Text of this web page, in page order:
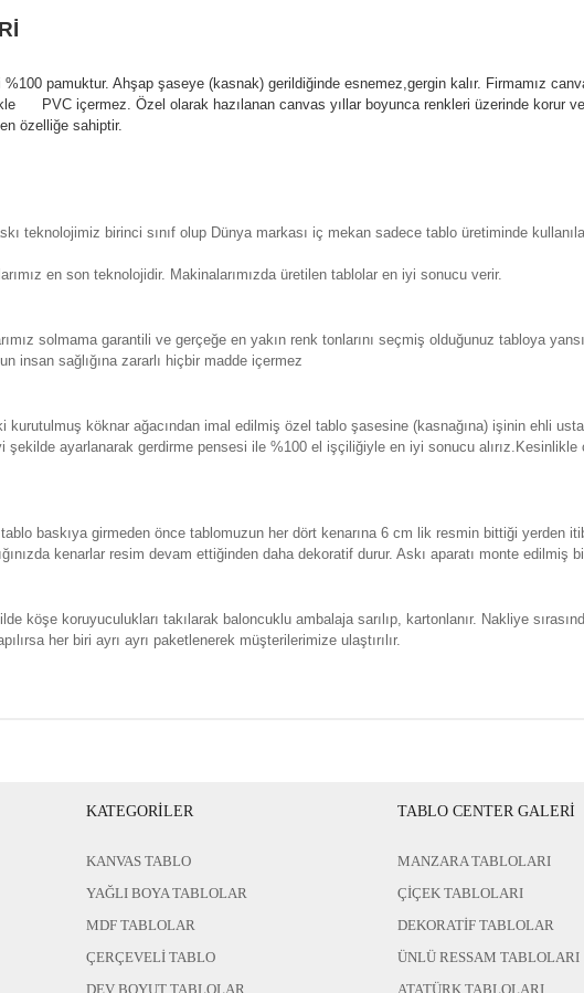
pamuktur. Ahşap şaseye (kasnak) gerildiğinde esnemez,gergin kalır. Firmamız
PVC içermez. Özel olarak hazılanan canvas yıllar boyunca renkleri üzerinde korur
özelliğe sahiptir.
teknolojimiz birinci sınıf olup Dünya markası iç mekan sadece tablo üretiminde
en son teknolojidir. Makinalarımızda üretilen tablolar en iyi sonucu verir.
solmama garantili ve gerçeğe en yakın renk tonlarını seçmiş olduğunuz tabloya
insan sağlığına zararlı hiçbir madde içermez
kurutulmuş köknar ağacından imal edilmiş özel tablo şasesine (kasnağına) işinin ehli
ayarlanarak gerdirme pensesi ile %100 el işçiliğiyle en iyi sonucu
baskıya girmeden önce tablomuzun her dört kenarına 6 cm lik resmin bittiği yerden
kenarlar resim devam ettiğinden daha dekoratif durur. Askı aparatı monte edilmiş
köşe koruyuculukları takılarak baloncuklu ambalaja sarılıp, kartonlanır. Nakliye
her biri ayrı ayrı paketlenerek müşterilerimize ulaştırılır.
KATEGORİLER
KANVAS TABLO
YAĞLI BOYA TABLOLAR
MDF TABLOLAR
ÇERÇEVELİ TABLO
DEV BOYUT TABLOLAR
TABLO CENTER GALERİ
MANZARA TABLOLARI
ÇİÇEK TABLOLARI
DEKORATİF TABLOLAR
ÜNLÜ RESSAM TABLOLARI
ATATÜRK TABLOLARI